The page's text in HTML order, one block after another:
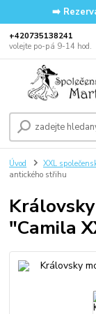
➡️
‭+420735138241
volejte po-pá 9-14 hod.
Úvod XXL
antického střihu
"Camila